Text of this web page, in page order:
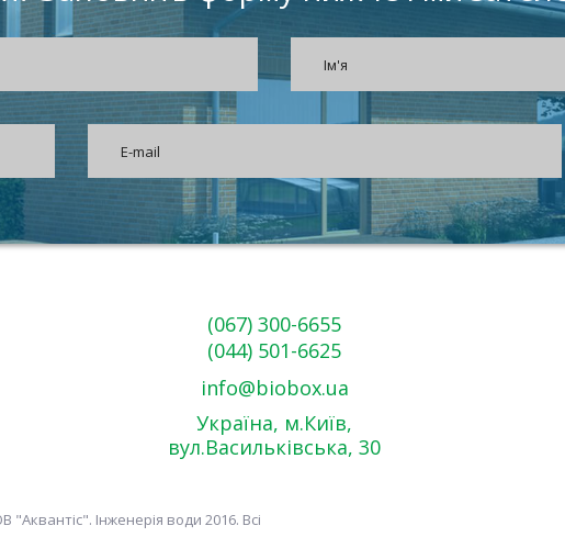
(067) 300-6655
(044) 501-6625
infо@biobox.ua
Україна, м.Київ,
вул.Васильківська, 30
"Аквантіс". Інженерія води 2016. Всі